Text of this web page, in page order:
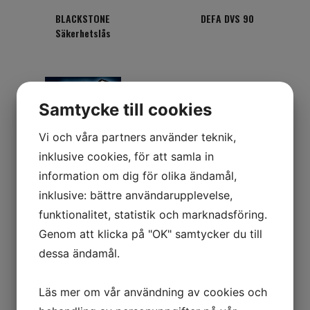
BLACKSTONE
Säkerhetslås
DEFA DVS 90
CarGard/DEFA
Produkter per sida
12
Samtycke till cookies
Vi och våra partners använder teknik,
inklusive cookies, för att samla in
information om dig för olika ändamål,
inklusive: bättre användarupplevelse,
funktionalitet, statistik och marknadsföring.
Genom att klicka på "OK" samtycker du till
dessa ändamål.
Läs mer om vår användning av cookies och